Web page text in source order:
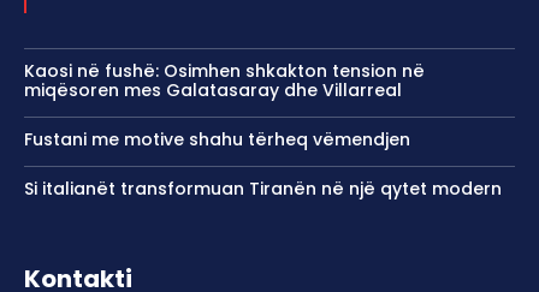
Kaosi në fushë: Osimhen shkakton tension në
miqësoren mes Galatasaray dhe Villarreal
Fustani me motive shahu tërheq vëmendjen
Si italianët transformuan Tiranën në një qytet modern
Kontakti